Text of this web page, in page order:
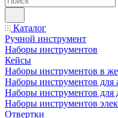
Каталог
Ручной инструмент
Наборы инструментов
Кейсы
Наборы инструментов в
Наборы инструментов для
Наборы инструментов для
Наборы инструментов
Отвертки